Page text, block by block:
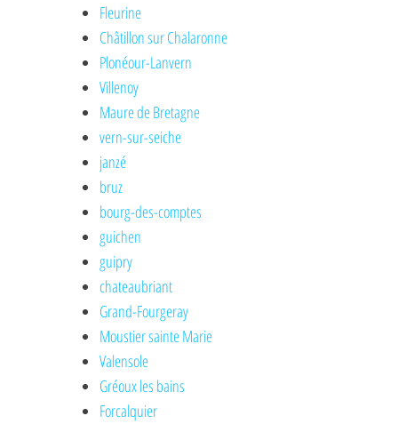
Fleurine
Châtillon sur Chalaronne
Plonéour-Lanvern
Villenoy
Maure de Bretagne
vern-sur-seiche
janzé
bruz
bourg-des-comptes
guichen
guipry
chateaubriant
Grand-Fourgeray
Moustier sainte Marie
Valensole
Gréoux les bains
Forcalquier